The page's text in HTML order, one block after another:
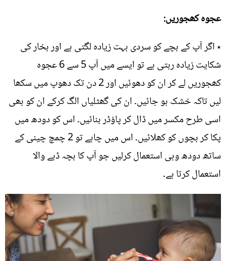
عجوہ کھجوریں:
٭ اگر آپ کے بچے کو سردی بہت زیادہ لگتی ہے اور بخار کی
شکایت زیادہ رہتی ہے تو ایسے میں آپ 5 سے 6 عجوہ
کھجوریں لے کر ان کو دھوئیں اور 2 دن تک دھوپ میں سکھا
لیں تاکہ خشک ہو جائیں۔ ان کی گھٹلیاں الگ کرکے ان کو بھی
اسی طرح مکسر میں ڈال کر پاؤڈر بنائیں۔ اس کو دودھ میں
پکا کر بچوں کو کھلائیں۔ اس میں چاہے تو 2 چمچ چینی کے
ساتھ دودھ وہی استعمال کرلیں جو آپ کا بچہ ڈبے والا
استعمال کرتا ہے۔